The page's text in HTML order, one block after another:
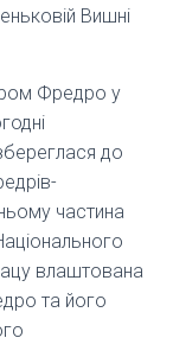
Вишні
Фредро у
до
частина
влаштована
та його